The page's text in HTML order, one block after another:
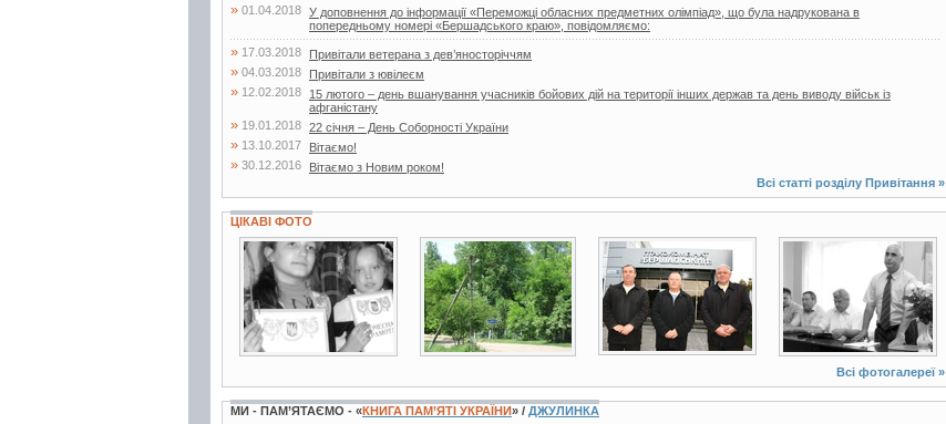
» 01.04.2018 У доповнення до інформації «Переможці обласних предметних олімпіад», що була надрукована в
попередньому номері «Бершадського краю», повідомляємо:
» 17.03.2018 Привітали ветерана з дев’яносторіччям
» 04.03.2018 Привітали з ювілеєм
» 12.02.2018
15 лютого – день вшанування учасників бойових дій на території інших держав та день виводу військ із
афганістану
» 19.01.2018 22 січня – День Соборності України
» 13.10.2017 Вітаємо!
» 30.12.2016
Вітаємо з Новим роком!
Всі статті розділу Привітання »
ЦІКАВІ ФОТО
3 фото 7 фото 3 фото
Всі фотогалереї »
МИ - ПАМ’ЯТАЄМО - «КНИГА ПАМ’ЯТІ УКРАЇНИ» / ДЖУЛИНКА